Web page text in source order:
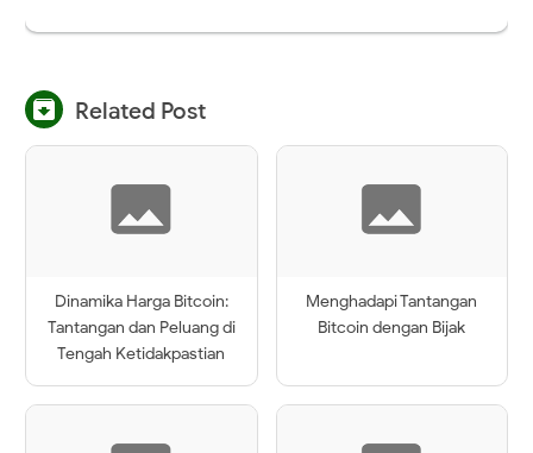
 Related Post
Dinamika Harga Bitcoin:
Tantangan dan Peluang di
Tengah Ketidakpastian
Menghadapi Tantangan
Bitcoin dengan Bijak